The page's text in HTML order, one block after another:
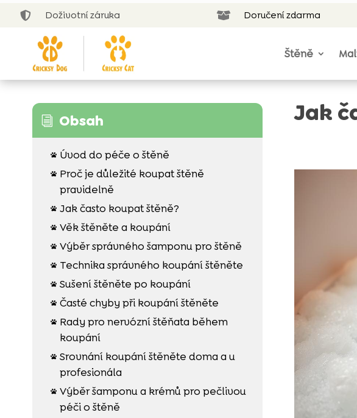
 Doživotní záruka  Doručení zdarma
Štěně
i Obsah
 Úvod do péče o štěně

Proč je důležité koupat štěně
pravidelně
 Jak často koupat štěně?
 Věk štěněte a koupání
 Výběr správného šamponu pro štěně
 Technika správného koupání štěněte
 Sušení štěněte po koupání
 Časté chyby při koupání štěněte

Rady pro nervózní štěňata během
koupání
 Srovnání koupání štěněte doma a u
profesionála
 Výběr šamponu a krémů pro pečlivou
péči o štěně
Jak